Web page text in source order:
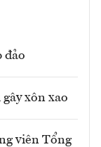
đảo
xôn xao
viên Tổng